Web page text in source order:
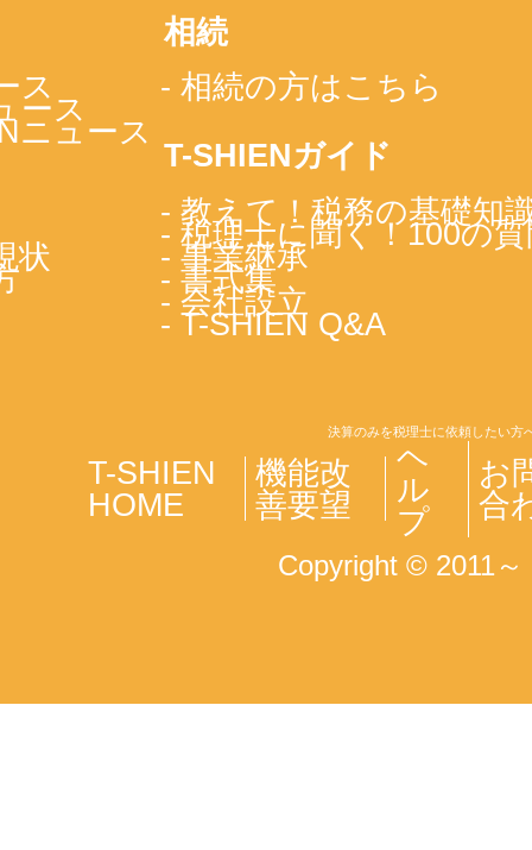
ス
ース
ニュース
状
相続
- 相続の方はこちら
T-SHIENガイド
- 教えて！税務の基礎知
- 税理士に聞く！100の
- 事業継承
- 書式集
- 会社設立
- T-SHIEN Q&A
決算のみを税理士に依頼したい方
T-SHIEN
HOME
機能改
善要望
ヘ
ル
プ
お
合
Copyright © 2011